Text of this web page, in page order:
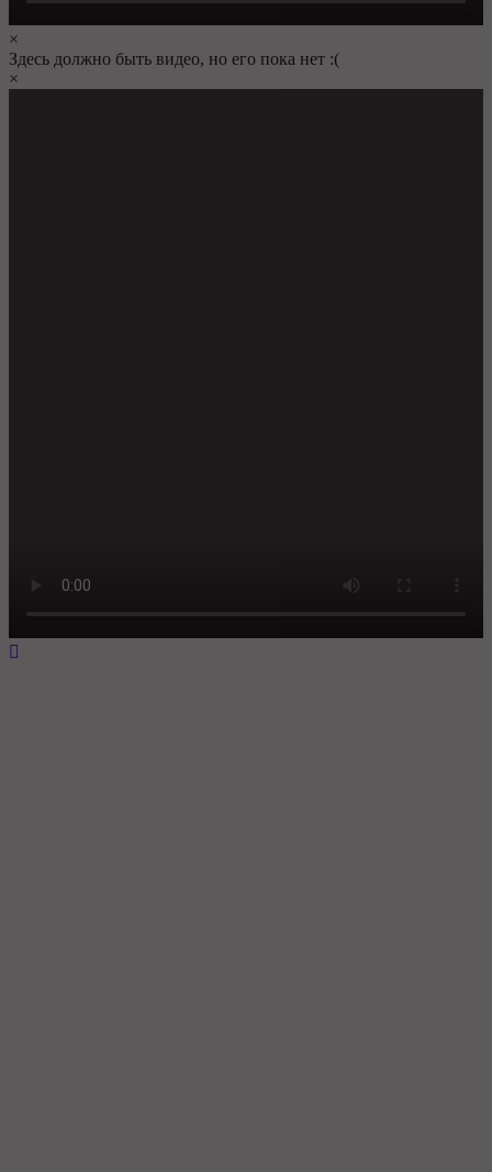
×
Здесь должно быть видео, но его пока нет :(
×